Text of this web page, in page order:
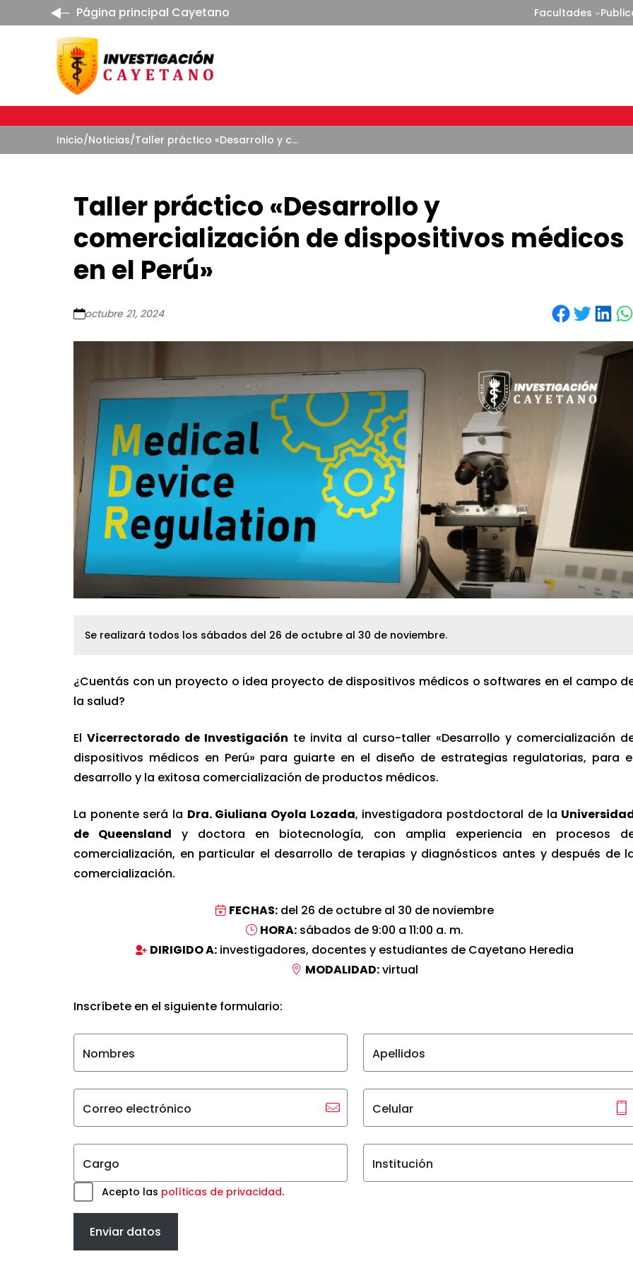
Página principal Cayetano Facultades
Inicio/Noticias/ Taller práctico «Desarrollo y comercialización de dispositivos médicos en el Perú»
Taller práctico «Desarrollo y
comercialización de dispositivos médicos
en el Perú»
octubre 21, 2024 Share on Facebook Share on Twitter Share on LinkedIn Share on WhatsApp
Se realizará todos los sábados del 26 de octubre al 30 de noviembre.
¿Cuentás con un proyecto o idea proyecto de dispositivos médicos o softwares en el campo
la salud?
ElVicerrectorado de Investigación te invita al curso-taller «Desarrollo y comercialización
dispositivos médicos en Perú» para guiarte en el diseño de estrategias regulatorias, para
desarrollo y la exitosa comercialización de productos médicos.
La ponente será la Dra. Giuliana Oyola Lozada, investigadora postdoctoral de la
de Queensland y doctora en biotecnología, con amplia experiencia en procesos
comercialización, en particular el desarrollo de terapias y diagnósticos antes y después de
comercialización.
FECHAS: del 26 de octubre al 30 de noviembre
HORA:sábados de 9:00 a 11:00 a. m.
DIRIGIDO A:investigadores, docentes y estudiantes de Cayetano Heredia
MODALIDAD:virtual
Inscríbete en el siguiente formulario:
Nombres Apellidos
Correo electrónico Celular
Cargo Institución
Acepto las políticas de privacidad.
Enviar datos